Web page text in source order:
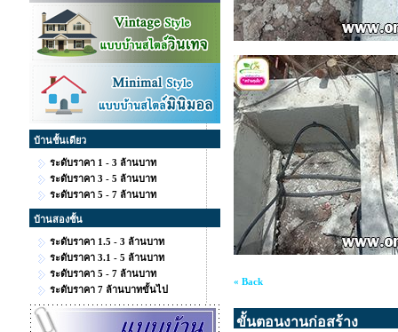
บ้านชั้นเดียว
ระดับราคา 1 - 3 ล้านบาท
ระดับราคา 3 - 5 ล้านบาท
ระดับราคา 5 - 7 ล้านบาท
บ้านสองชั้น
ระดับราคา 1.5 - 3 ล้านบาท
ระดับราคา 3.1 - 5 ล้านบาท
ระดับราคา 5 - 7 ล้านบาท
ระดับราคา 7 ล้านบาทขั้นไป
« Back
ขั้นตอนงานก่อสร้าง